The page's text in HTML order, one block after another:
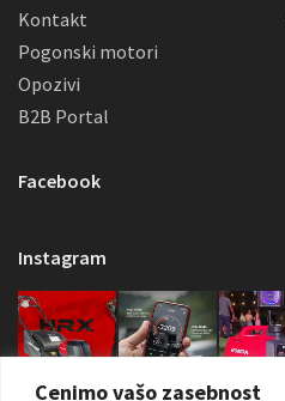
Cenimo vašo zasebnost
Kontakt
Pogonski motori
Opozivi
B2B Portal
Facebook
Instagram